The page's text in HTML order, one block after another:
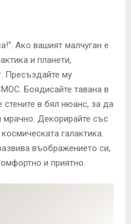
Ако вашият малчуган е
и планети,
Пресъздайте му
Боядисайте тавана в
стените в бял нюанс, за да
мрачно. Декорирайте със
галактика.
въображението си,
и приятно.